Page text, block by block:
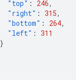
"top" : 246,
"right" : 315,
"bottom" : 264,
"left" : 311
}